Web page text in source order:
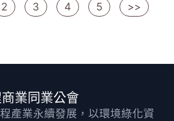
2 3 4 5 >>
業同業公會
產業永續發展，以環境綠化資